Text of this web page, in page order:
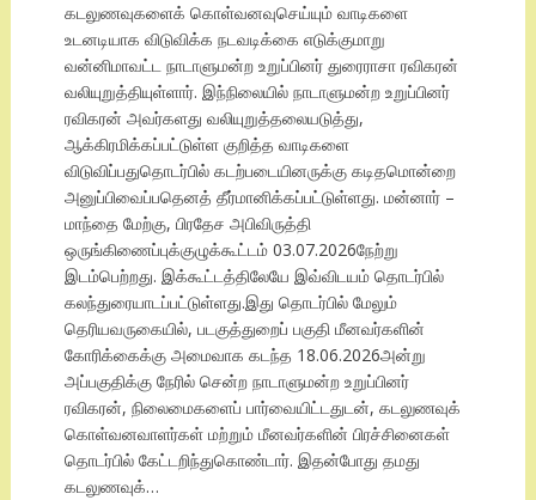
கடலுணவுகளைக் கொள்வனவுசெய்யும் வாடிகளை
உடனடியாக விடுவிக்க நடவடிக்கை எடுக்குமாறு
வன்னிமாவட்ட நாடாளுமன்ற உறுப்பினர் துரைராசா ரவிகரன்
வலியுறுத்தியுள்ளார். இந்நிலையில் நாடாளுமன்ற உறுப்பினர்
ரவிகரன் அவர்களது வலியுறுத்தலையடுத்து,
ஆக்கிரமிக்கப்பட்டுள்ள குறித்த வாடிகளை
விடுவிப்பதுதொடர்பில் கடற்படையினருக்கு கடிதமொன்றை
அனுப்பிவைப்பதெனத் தீர்மானிக்கப்பட்டுள்ளது. மன்னார் –
மாந்தை மேற்கு, பிரதேச அபிவிருத்தி
ஒருங்கிணைப்புக்குழுக்கூட்டம் 03.07.2026நேற்று
இடம்பெற்றது. இக்கூட்டத்திலேயே இவ்விடயம் தொடர்பில்
கலந்துரையாடப்பட்டுள்ளது.இது தொடர்பில் மேலும்
தெரியவருகையில், படகுத்துறைப் பகுதி மீனவர்களின்
கோரிக்கைக்கு அமைவாக கடந்த 18.06.2026அன்று
அப்பகுதிக்கு நேரில் சென்ற நாடாளுமன்ற உறுப்பினர்
ரவிகரன், நிலைமைகளைப் பார்வையிட்டதுடன், கடலுணவுக்
கொள்வனவாளர்கள் மற்றும் மீனவர்களின் பிரச்சினைகள்
தொடர்பில் கேட்டறிந்துகொண்டார். இதன்போது தமது
கடலுணவுக்…